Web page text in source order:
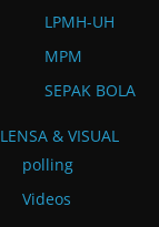
LPMH-UH
MPM
SEPAK BOLA
LENSA & VISUAL
polling
Videos